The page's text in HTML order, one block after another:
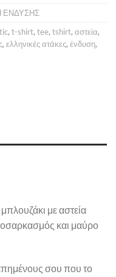
ΕΝΔΥΣΗΣ
, t-shirt, tee, tshirt, αστεία,
, ελληνικές ατάκες, ένδυση,
με αστεία
και μαύρο
σου που το